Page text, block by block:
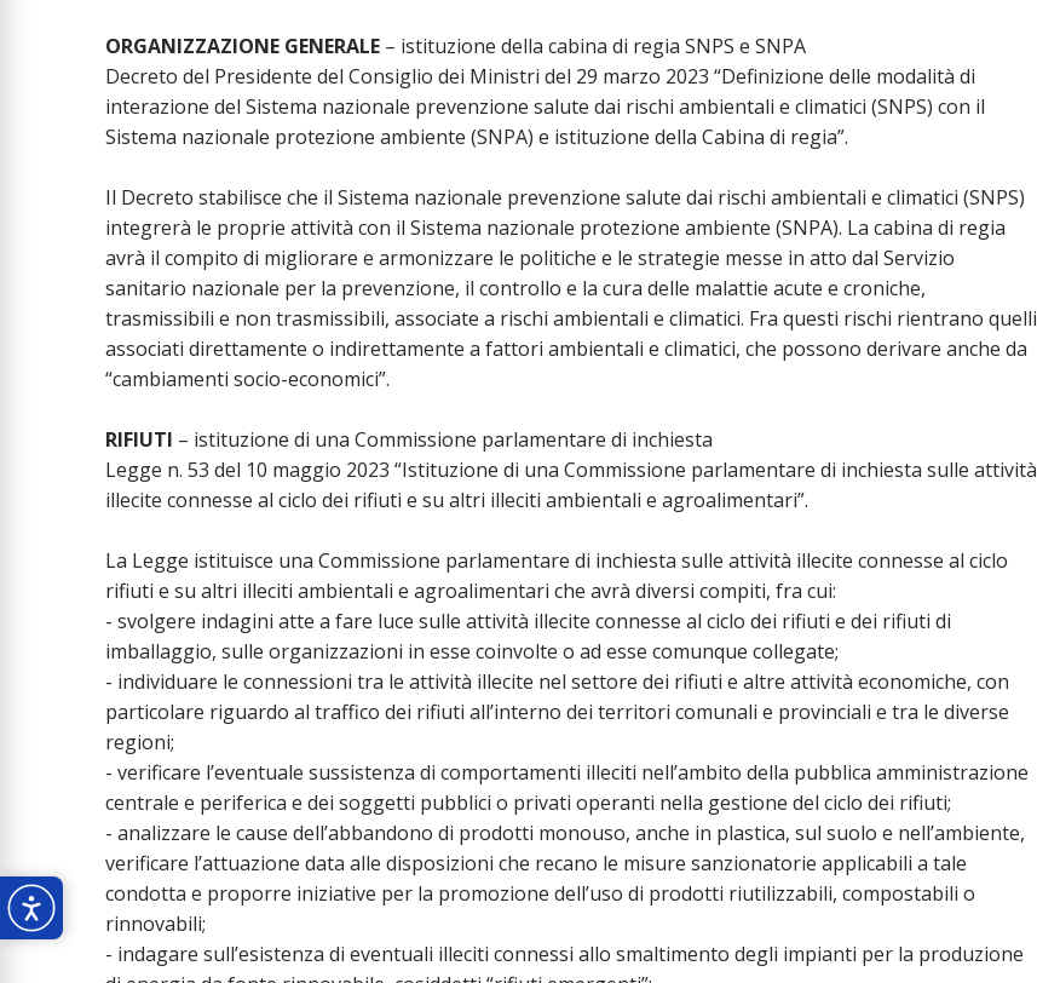
ORGANIZZAZIONE GENERALE – istituzione della cabina di regia SNPS e SNPA
Decreto del Presidente del Consiglio dei Ministri del 29 marzo 2023 “Definizione delle modalità di
interazione del Sistema nazionale prevenzione salute dai rischi ambientali e climatici (SNPS) con il
Sistema nazionale protezione ambiente (SNPA) e istituzione della Cabina di regia”.
Il Decreto stabilisce che il Sistema nazionale prevenzione salute dai rischi ambientali e climatici (SNPS)
integrerà le proprie attività con il Sistema nazionale protezione ambiente (SNPA). La cabina di regia
avrà il compito di migliorare e armonizzare le politiche e le strategie messe in atto dal Servizio
sanitario nazionale per la prevenzione, il controllo e la cura delle malattie acute e croniche,
trasmissibili e non trasmissibili, associate a rischi ambientali e climatici. Fra questi rischi rientrano quelli
associati direttamente o indirettamente a fattori ambientali e climatici, che possono derivare anche da
“cambiamenti socio-economici”.
RIFIUTI – istituzione di una Commissione parlamentare di inchiesta
Legge n. 53 del 10 maggio 2023 “Istituzione di una Commissione parlamentare di inchiesta sulle attività
illecite connesse al ciclo dei rifiuti e su altri illeciti ambientali e agroalimentari”.
La Legge istituisce una Commissione parlamentare di inchiesta sulle attività illecite connesse al ciclo
rifiuti e su altri illeciti ambientali e agroalimentari che avrà diversi compiti, fra cui:
- svolgere indagini atte a fare luce sulle attività illecite connesse al ciclo dei rifiuti e dei rifiuti di
imballaggio, sulle organizzazioni in esse coinvolte o ad esse comunque collegate;
- individuare le connessioni tra le attività illecite nel settore dei rifiuti e altre attività economiche, con
particolare riguardo al traffico dei rifiuti all’interno dei territori comunali e provinciali e tra le diverse
regioni;
- verificare l’eventuale sussistenza di comportamenti illeciti nell’ambito della pubblica amministrazione
centrale e periferica e dei soggetti pubblici o privati operanti nella gestione del ciclo dei rifiuti;
- analizzare le cause dell’abbandono di prodotti monouso, anche in plastica, sul suolo e nell’ambiente,
verificare l’attuazione data alle disposizioni che recano le misure sanzionatorie applicabili a tale
condotta e proporre iniziative per la promozione dell’uso di prodotti riutilizzabili, compostabili o
rinnovabili;
- indagare sull’esistenza di eventuali illeciti connessi allo smaltimento degli impianti per la produzione